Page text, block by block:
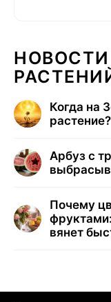
Когда на
растение?
Арбуз с
Почему
вянет